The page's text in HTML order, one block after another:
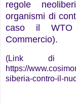
regole
organismi di
caso il WTO
Commercio).
(Link di
https://
siberia-contro-il-